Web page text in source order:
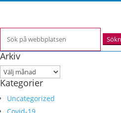
efter:
Arkiv
Arkiv
Kategorier
Uncategorized
Covid-19